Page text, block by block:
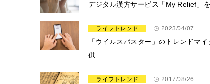
デジタル漢方サービス「My Relief」
ライフトレンド 2023/04/07
「ウイルスバスター」のトレンドマ
供…
ライフトレンド 2017/08/26